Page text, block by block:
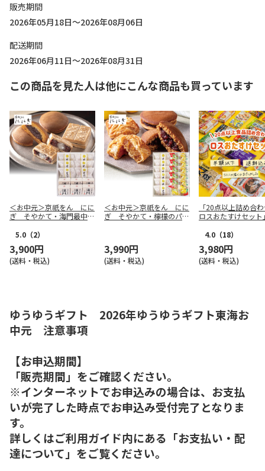
販売期間
2026年05月18日～2026年08月06日
配送期間
2026年06月11日～2026年08月31日
この商品を見た人は他にこんな商品も買っています
＜お中元＞京祇をん にに
ぎ そやかて・海門最中
5.0 （2）
3,900円
(送料・税込)
＜お中元＞京祇をん にに
ぎ そやかて・檸檬のパイ
3,990円
(送料・税込)
「20点以上詰め合
ロスおたすけセット
4.0 （18）
3,980円
(送料・税込)
ゆうゆうギフト 2026年ゆうゆうギフト東海お
中元 注意事項
【お申込期間】
「販売期間」をご確認ください。
※インターネットでお申込みの場合は、お支払
いが完了した時点でお申込み受付完了となりま
す。
詳しくはご利用ガイド内にある「お支払い・配
達について」をご覧ください。